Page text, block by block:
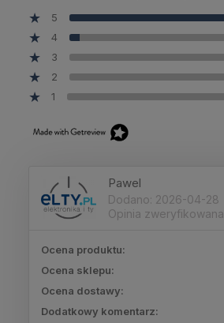
5
4
3
2
1
Pawel
Dodano: 2026-04-28
Opinia zweryfikowana
Ocena produktu:
Ocena sklepu:
Ocena dostawy:
Dodatkowy komentarz: